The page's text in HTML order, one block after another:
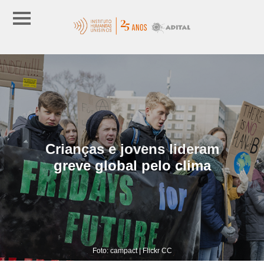
Crianças e jovens lideram
greve global pelo clima
Foto: campact | Flickr CC